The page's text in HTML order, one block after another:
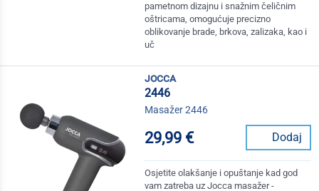
pametnom dizajnu i snažnim čeličnim
oštricama, omogućuje precizno
oblikovanje brade, brkova, zalizaka, kao i
uč
jocca
2446
Masažer 2446
29,99 € Dodaj
Osjetite olakšanje i opuštanje kad god
vam zatreba uz Jocca masažer -